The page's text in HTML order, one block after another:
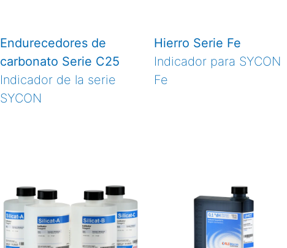
Endurecedores de
carbonato Serie C25
Indicador de la serie
SYCON
Hierro Serie Fe
Indicador para SYCON
Fe